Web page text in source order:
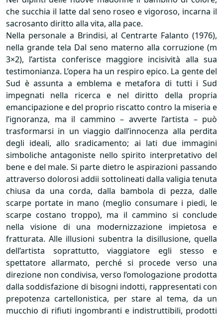
che succhia il latte dal seno roseo e vigoroso, incarna il
sacrosanto diritto alla vita, alla pace.
Nella personale a Brindisi, al Centrarte Falanto (1976),
nella grande tela Dal seno materno alla corruzione (m
3×2), l’artista conferisce maggiore incisività alla sua
testimonianza. L’opera ha un respiro epico. La gente del
Sud è assunta a emblema e metafora di tutti i Sud
impegnati nella ricerca e nel diritto della propria
emancipazione e del proprio riscatto contro la miseria e
l’ignoranza, ma il cammino – avverte l’artista – può
trasformarsi in un viaggio dall’innocenza alla perdita
degli ideali, allo sradicamento; ai lati due immagini
simboliche antagoniste nello spirito interpretativo del
bene e del male. Si parte dietro le aspirazioni passando
attraverso dolorosi addii sottolineati dalla valigia tenuta
chiusa da una corda, dalla bambola di pezza, dalle
scarpe portate in mano (meglio consumare i piedi, le
scarpe costano troppo), ma il cammino si conclude
nella visione di una modernizzazione impietosa e
fratturata. Alle illusioni subentra la disillusione, quella
dell’artista soprattutto, viaggiatore egli stesso e
spettatore allarmato, perché si procede verso una
direzione non condivisa, verso l’omologazione prodotta
dalla soddisfazione di bisogni indotti, rappresentati con
prepotenza cartellonistica, per stare al tema, da un
mucchio di rifiuti ingombranti e indistruttibili, prodotti